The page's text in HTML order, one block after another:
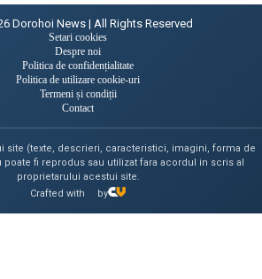
Dorohoi News | All Rights Reserved
Setari cookies
Despre noi
Politica de confidențialitate
Politica de utilizare cookie-uri
Termeni și condiții
Contact
site (texte, descrieri, caracteristici, imagini, forma de
poate fi reprodus sau utilizat fara acordul in scris al
proprietarului acestui site.
Crafted with
by